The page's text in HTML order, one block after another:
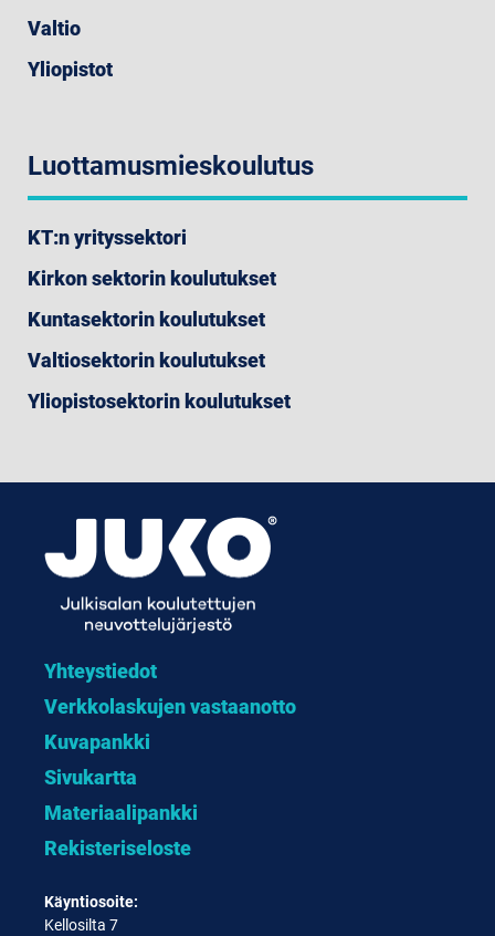
Valtio
Yliopistot
Luottamusmieskoulutus
KT:n yrityssektori
Kirkon sektorin koulutukset
Kuntasektorin koulutukset
Valtiosektorin koulutukset
Yliopistosektorin koulutukset
Yhteystiedot
Verkkolaskujen vastaanotto
Kuvapankki
Sivukartta
Materiaalipankki
Rekisteriseloste
Käyntiosoite:
Kellosilta 7